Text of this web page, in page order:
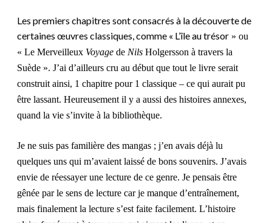
Les premiers chapitres sont consacrés à la découverte de
certaines œuvres classiques, comme « L’île au trésor » ou
« Le Merveilleux Voyage de Nils Holgersson à travers la
Suède ». J’ai d’ailleurs cru au début que tout le livre serait
construit ainsi, 1 chapitre pour 1 classique – ce qui aurait pu
être lassant. Heureusement il y a aussi des histoires annexes,
quand la vie s’invite à la bibliothèque.
Je ne suis pas familière des mangas ; j’en avais déjà lu
quelques uns qui m’avaient laissé de bons souvenirs. J’avais
envie de réessayer une lecture de ce genre. Je pensais être
gênée par le sens de lecture car je manque d’entraînement,
mais finalement la lecture s’est faite facilement. L’histoire